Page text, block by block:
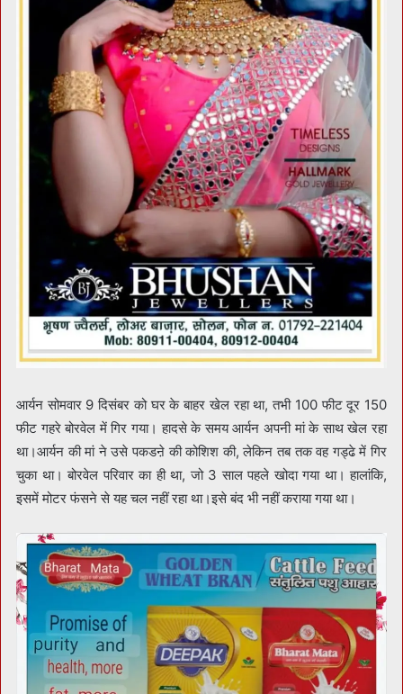
आर्यन सोमवार 9 दिसंबर को घर के बाहर खेल रहा था, तभी 100 फीट दूर 150
फीट गहरे बोरवेल में गिर गया। हादसे के समय आर्यन अपनी मां के साथ खेल रहा
था।आर्यन की मां ने उसे पकडऩे की कोशिश की, लेकिन तब तक वह गड्ढे में गिर
चुका था। बोरवेल परिवार का ही था, जो 3 साल पहले खोदा गया था। हालांकि,
इसमें मोटर फंसने से यह चल नहीं रहा था।इसे बंद भी नहीं कराया गया था।